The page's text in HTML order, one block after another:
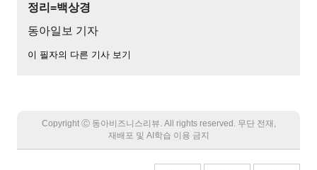
정리=백상경
동아일보 기자
이 필자의 다른 기사 보기
Copyright Ⓒ 동아비즈니스리뷰. All rights reserved. 무단 전재,
재배포 및 AI학습 이용 금지